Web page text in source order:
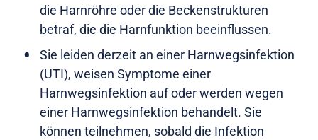
die Harnröhre oder die Beckenstrukturen
betraf, die die Harnfunktion beeinflussen.
Sie leiden derzeit an einer Harnwegsinfektion
(UTI), weisen Symptome einer
Harnwegsinfektion auf oder werden wegen
einer Harnwegsinfektion behandelt. Sie
können teilnehmen, sobald die Infektion